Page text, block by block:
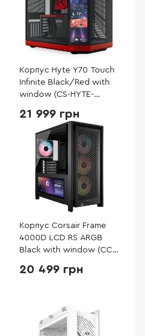
Корпус Hyte Y70 Touch
Infinite Black/Red with
window (CS-HYTE-
21 999 грн
Корпус Corsair Frame
4000D LCD RS ARGB
Black with window (CC-
20 499 грн